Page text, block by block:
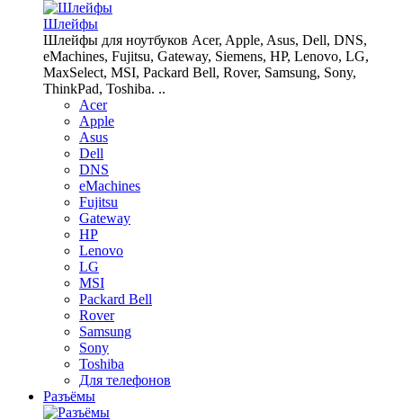
Шлейфы
Шлейфы для ноутбуков Acer, Apple, Asus, Dell, DNS,
eMachines, Fujitsu, Gateway, Siemens, HP, Lenovo, LG,
MaxSelect, MSI, Packard Bell, Rover, Samsung, Sony,
ThinkPad, Toshiba. ..
Acer
Apple
Asus
Dell
DNS
eMachines
Fujitsu
Gateway
HP
Lenovo
LG
MSI
Packard Bell
Rover
Samsung
Sony
Toshiba
Для телефонов
Разъёмы